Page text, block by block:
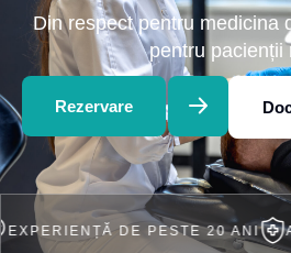
Din respect pentru medicina
pentru pacienții
Rezervare
DE PESTE 20 ANI